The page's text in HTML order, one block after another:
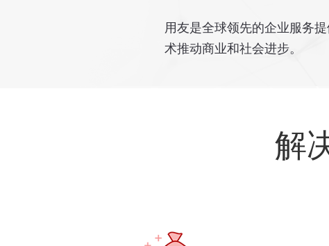
用友是全球领先的企业服务
术推动商业和社会进步。
解